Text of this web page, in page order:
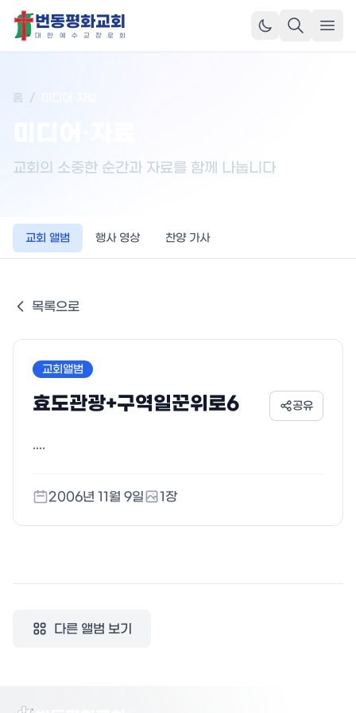
번동평화교회
대 한 예 수 교 장 로 회
메뉴
홈 /
교회의 소중한 순간과 자료를 함께 나눕니다
교회 앨범 행사 영상 찬양 가사
목록으로
교회앨범
효도관광+구역일꾼위로6 공유
2006년 11월 9일 1 장
다른 앨범 보기